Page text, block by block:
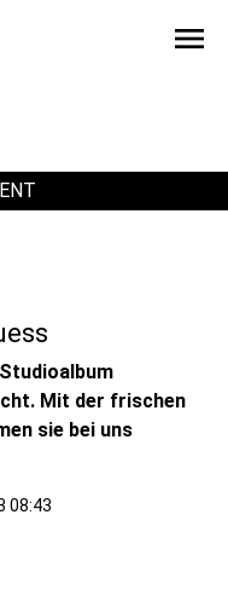
menu
Mit der frischen
sie bei uns
08:43